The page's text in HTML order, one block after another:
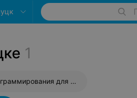
1
Курсы программирования для школьников